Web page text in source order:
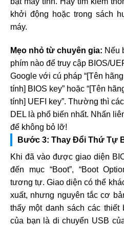
khởi động hoặc trong sách
máy.
Mẹo nhỏ từ chuyên gia: Nếu
phím nào để truy cập BIOS/
Google với cú pháp “[Tên
tính] BIOS key” hoặc “[Tên
tính] UEFI key”. Thường thì
DEL là phổ biến nhất. Nhấn
để không bỏ lỡ!
Bước 3: Thay Đổi Thứ Tự
Khi đã vào được giao diện
đến mục “Boot”, “Boot
tương tự. Giao diện có thể
xuất, nhưng nguyên tắc cơ
thấy một danh sách các
của bạn là di chuyển USB